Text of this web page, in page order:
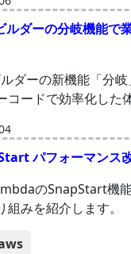
ダーの分岐機能で
ダーの新機能「分
ードで効率化した
パフォーマンス
のSnapStart機
みを紹介します。